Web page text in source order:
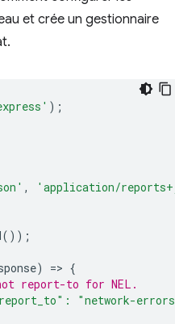
et crée un gestionnaire
);
,
'application/
());
) => {
report-to for NEL.
"network-